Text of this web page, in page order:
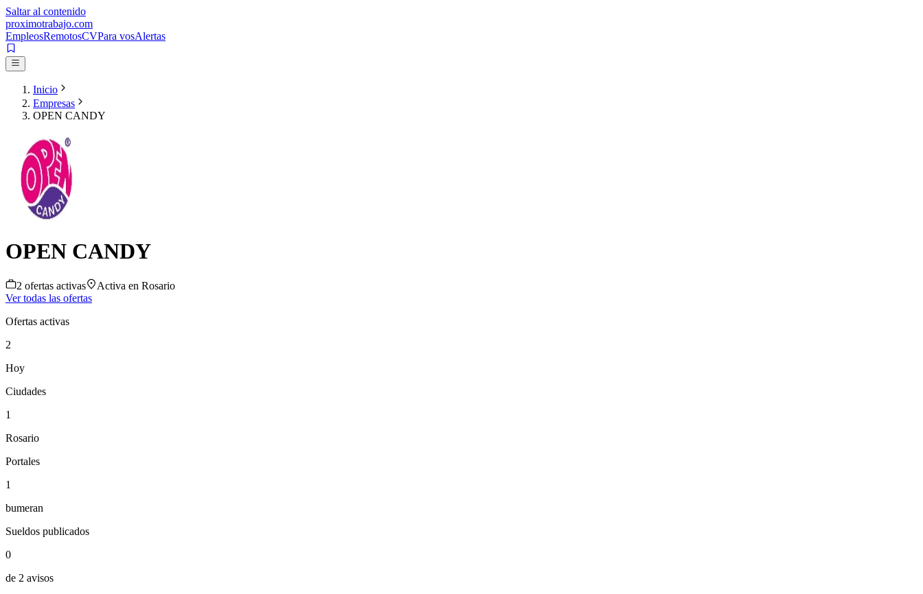
Saltar al contenido
proximotrabajo.com
EmpleosRemotosCVPara vosAlertas
Inicio
Empresas
OPEN CANDY
OPEN CANDY
2 ofertas activas Activa en Rosario
Ver todas las ofertas
Ofertas activas
2
Hoy
Ciudades
1
Rosario
Portales
1
bumeran
Sueldos publicados
0
de 2 avisos